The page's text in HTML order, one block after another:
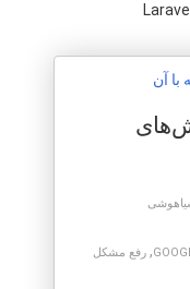
Laravel
, رفع مشکل